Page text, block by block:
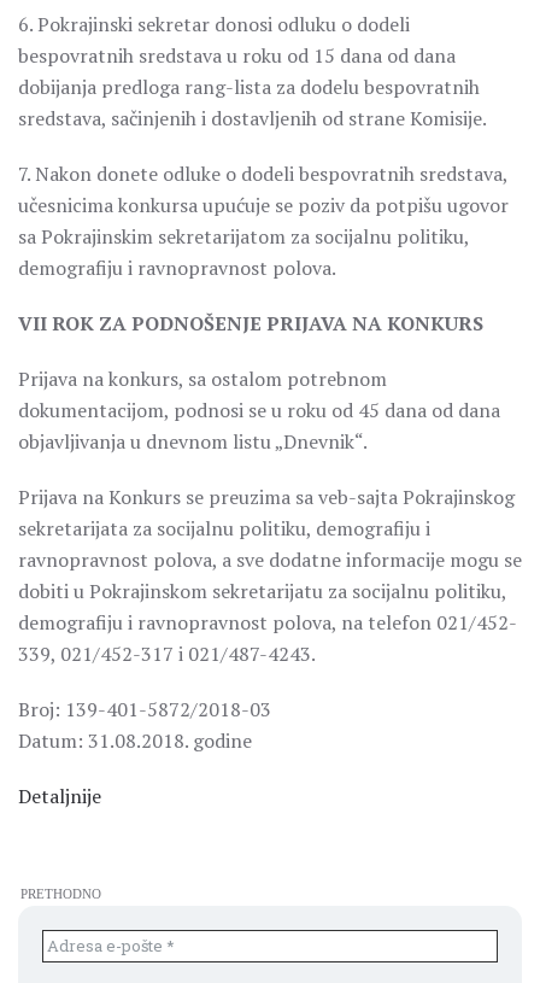
6. Pokrajinski sekretar donosi odluku o dodeli
bespovratnih sredstava u roku od 15 dana od dana
dobijanja predloga rang-lista za dodelu bespovratnih
sredstava, sačinjenih i dostavljenih od strane Komisije.
7. Nakon donete odluke o dodeli bespovratnih sredstava,
učesnicima konkursa upućuje se poziv da potpišu ugovor
sa Pokrajinskim sekretarijatom za socijalnu politiku,
demografiju i ravnopravnost polova.
VII ROK ZA PODNOŠENJE PRIJAVA NA KONKURS
Prijava na konkurs, sa ostalom potrebnom
dokumentacijom, podnosi se u roku od 45 dana od dana
objavljivanja u dnevnom listu „Dnevnik“.
Prijava na Konkurs se preuzima sa veb-sajta Pokrajinskog
sekretarijata za socijalnu politiku, demografiju i
ravnopravnost polova, a sve dodatne informacije mogu se
dobiti u Pokrajinskom sekretarijatu za socijalnu politiku,
demografiju i ravnopravnost polova, na telefon 021/452-
339, 021/452-317 i 021/487-4243.
Broj: 139-401-5872/2018-03
Datum: 31.08.2018. godine
Detaljnije
PRETHODNO